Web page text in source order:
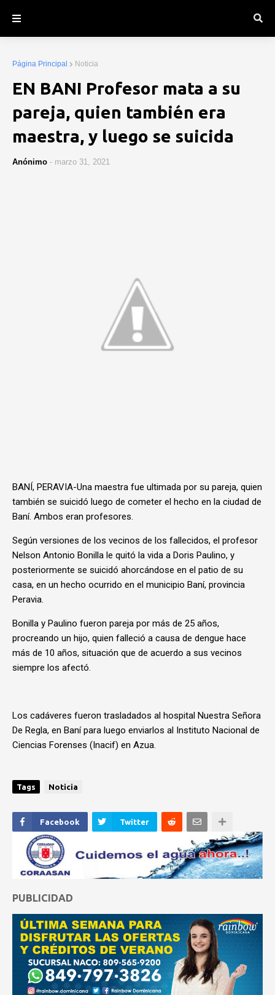
Página Principal Noticia
EN BANI Profesor mata a su
pareja, quien también era
maestra, y luego se suicida
Anónimo - marzo 31, 2021
BANÍ, PERAVIA-Una maestra fue ultimada por su pareja, quien
también se suicidó luego de cometer el hecho en la ciudad de
Baní. Ambos eran profesores.
Según versiones de los vecinos de los fallecidos, el profesor
Nelson Antonio Bonilla le quitó la vida a Doris Paulino, y
posteriormente se suicidó ahorcándose en el patio de su
casa, en un hecho ocurrido en el municipio Baní, provincia
Peravia.
Bonilla y Paulino fueron pareja por más de 25 años,
procreando un hijo, quien falleció a causa de dengue hace
más de 10 años, situación que de acuerdo a sus vecinos
siempre los afectó.
Los cadáveres fueron trasladados al hospital Nuestra Señora
De Regla, en Baní para luego enviarlos al Instituto Nacional de
Ciencias Forenses (Inacif) en Azua.
Tags Noticia
Facebook Twitter
PUBLICIDAD